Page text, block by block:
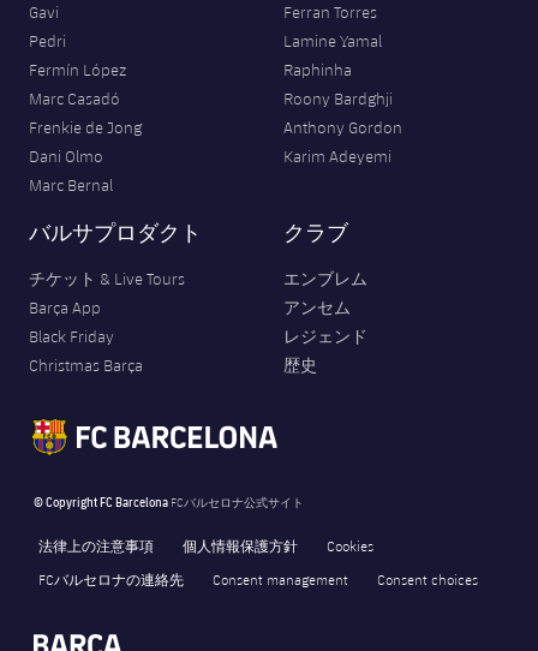
Gavi
Pedri
Fermín López
Marc Casadó
Frenkie de Jong
Dani Olmo
Marc Bernal
Ferran Torres
Lamine Yamal
Raphinha
Roony Bardghji
Anthony Gordon
Karim Adeyemi
バルサプロダクト
チケット & Live Tours
Barça App
Black Friday
Christmas Barça
クラブ
エンブレム
アンセム
レジェンド
歴史
© Copyright FC Barcelona FCバルセロナ公式サイト
法律上の注意事項 個人情報保護方針
Cookies
FCバルセロナの連絡先
Consent management Consent choices